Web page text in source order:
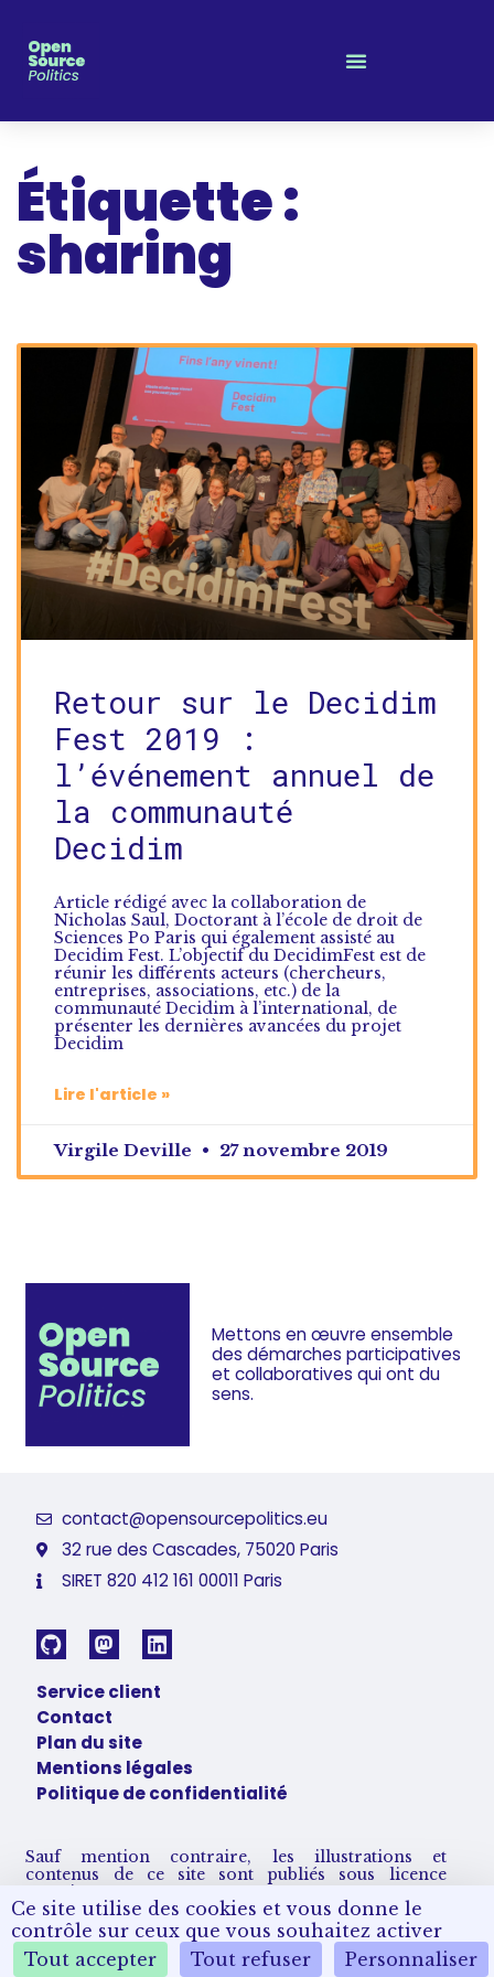
Étiquette :
sharing
Retour sur le Decidim
Fest 2019 :
l’événement annuel de
la communauté
Decidim
Article rédigé avec la collaboration de
Nicholas Saul, Doctorant à l’école de droit de
Sciences Po Paris qui également assisté au
Decidim Fest. L’objectif du DecidimFest est de
réunir les différents acteurs (chercheurs,
entreprises, associations, etc.) de la
communauté Decidim à l’international, de
présenter les dernières avancées du projet
Decidim
Lire l'article »
Virgile Deville 27 novembre 2019
Mettons en œuvre ensemble
des démarches participatives
et collaboratives qui ont du
sens.
contact@opensourcepolitics.eu
32 rue des Cascades, 75020 Paris
SIRET 820 412 161 00011 Paris
Service client
Contact
Plan du site
Mentions légales
Politique de confidentialité
Sauf mention contraire, les illustrations et
contenus de ce site sont publiés sous licence
Creative Commons CC BY-SA 4.0.
Vous pouvez les partager et adapter sous condition
de nous créditer et partager vos remix sous les
mêmes conditions de licence.
Ce site utilise des cookies et vous donne le
contrôle sur ceux que vous souhaitez activer
Tout accepter
Tout refuser Personnaliser